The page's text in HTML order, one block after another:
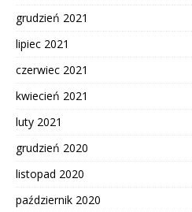
grudzień 2021
lipiec 2021
czerwiec 2021
kwiecień 2021
luty 2021
grudzień 2020
listopad 2020
październik 2020